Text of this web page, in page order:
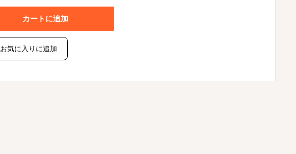
カートに追加
お気に入りに追加